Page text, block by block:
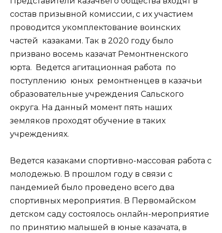
состав призывной комиссии, с их участием
проводится укомплектование воинских
частей казаками. Так в 2020 году было
призвано восемь казачат Ремонтненского
юрта. Ведется агитационная работа по
поступлению юных ремонтненцев в казачьи
образовательные учреждения Сальского
округа. На данный момент пять наших
земляков проходят обучение в таких
учреждениях.
Ведется казаками спортивно-массовая работа с
молодежью. В прошлом году в связи с
пандемией было проведено всего два
спортивных мероприятия. В Первомайском
детском саду состоялось онлайн-мероприятие
по принятию малышей в юные казачата, в